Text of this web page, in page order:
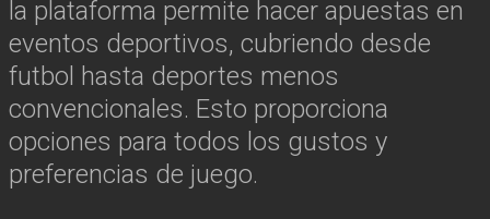
la plataforma permite hacer apuestas en
eventos deportivos, cubriendo desde
futbol hasta deportes menos
convencionales. Esto proporciona
opciones para todos los gustos y
preferencias de juego.